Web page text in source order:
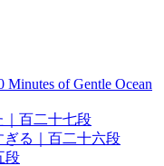
of Gentle Ocean
｜百二十七段
る｜百二十六段
段